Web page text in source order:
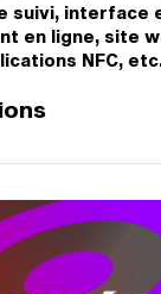
suivi, interface
en ligne, site
NFC,